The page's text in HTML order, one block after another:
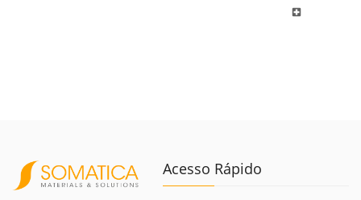
local_hospital
Acesso Rápido